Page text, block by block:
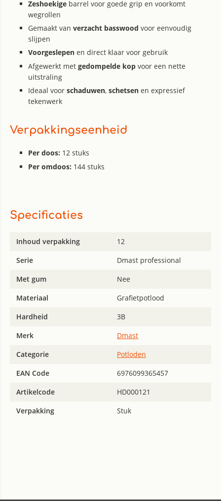
Zeshoekige barrel voor goede grip en voorkomt
wegrollen
Gemaakt van verzacht basswood voor eenvoudig
slijpen
Voorgeslepen en direct klaar voor gebruik
Afgewerkt met gedompelde kop voor een nette
uitstraling
Ideaal voor schaduwen, schetsen en expressief
tekenwerk
Verpakkingseenheid
Per doos: 12 stuks
Per omdoos: 144 stuks
Specificaties
Inhoud verpakking
12
Serie
Dmast professional
Met gum
Nee
Materiaal
Grafietpotlood
Hardheid
3B
Merk
Dmast
Categorie
Potloden
EAN Code
6976099365457
Artikelcode
HD000121
Verpakking
Stuk